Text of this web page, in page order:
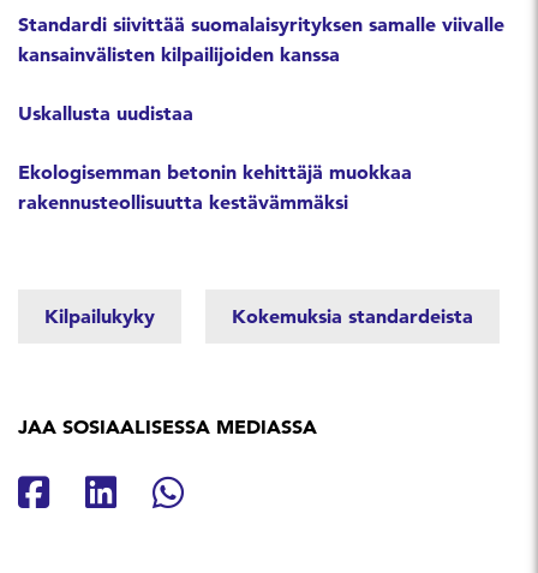
Standardi siivittää suomalaisyrityksen samalle viivalle
kansainvälisten kilpailijoiden kanssa
Uskallusta uudistaa
Ekologisemman betonin kehittäjä muokkaa
rakennusteollisuutta kestävämmäksi
Kilpailukyky Kokemuksia standardeista
JAA SOSIAALISESSA MEDIASSA
Jaa Facebookissa
Jaa Linkedinissä
Jaa Whatsappissa